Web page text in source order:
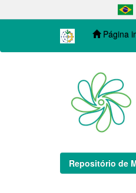
navigation
Página
Repositório de